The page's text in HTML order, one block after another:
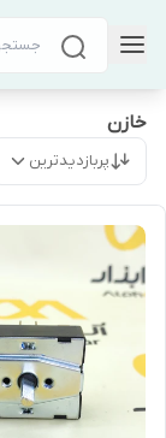
خازن
پربازدیدترین